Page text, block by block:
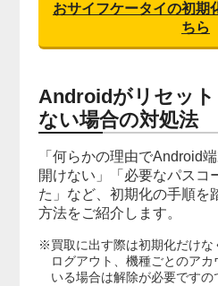
おサイフケータイの初期
ちら
Androidがリセット
ない場合の対処法
「何らかの理由でAndroid
開けない」「必要なパスコ
た」など、初期化の手順を
方法をご紹介します。
※買取に出す際は初期化だけな
ログアウト、機種ごとのア
いる場合は解除が必要ですの